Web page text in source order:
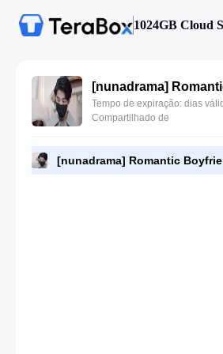
1024GB Cloud
Tempo de expiração: dias
Compartilhado de